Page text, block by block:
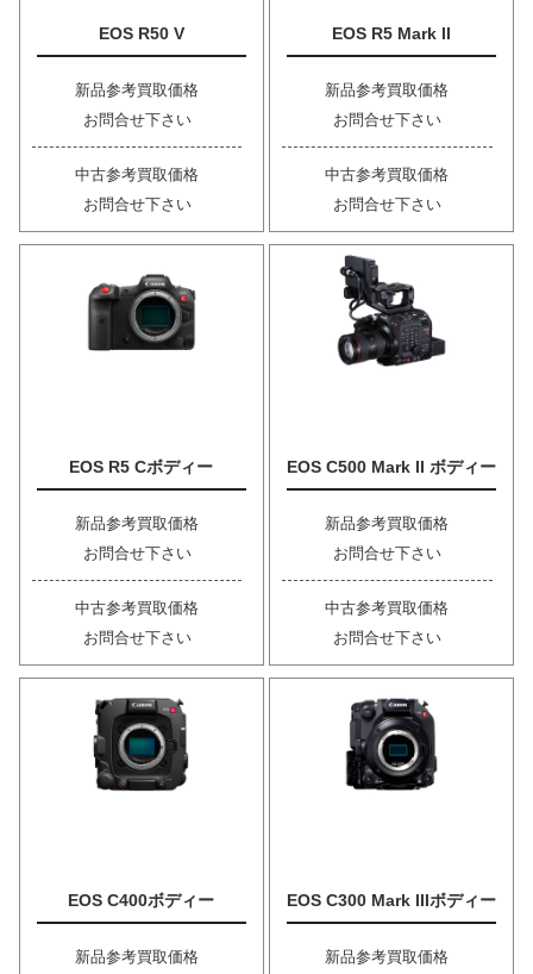
EOS R50 V
新品参考買取価格
お問合せ下さい
中古参考買取価格
お問合せ下さい
EOS R5 Mark II
新品参考買取価格
お問合せ下さい
中古参考買取価格
お問合せ下さい
EOS R5 Cボディー
新品参考買取価格
お問合せ下さい
中古参考買取価格
お問合せ下さい
EOS C500 Mark II ボディー
新品参考買取価格
お問合せ下さい
中古参考買取価格
お問合せ下さい
EOS C400ボディー
新品参考買取価格
EOS C300 Mark IIIボディー
新品参考買取価格